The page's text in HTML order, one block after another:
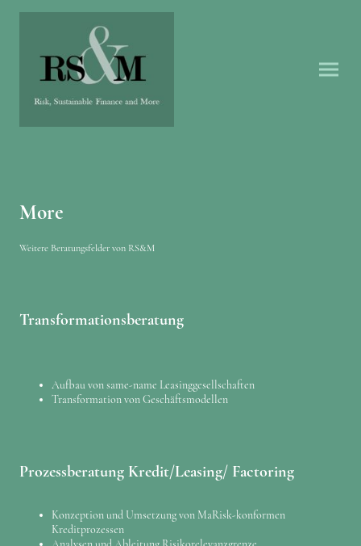
More
Weitere Beratungsfelder von RS&M
Transformationsberatung
Aufbau von same-name Leasinggesellschaften
Transformation von Geschäftsmodellen
Prozessberatung Kredit/Leasing/ Factoring
Konzeption und Umsetzung von MaRisk-konformen
Kreditprozessen